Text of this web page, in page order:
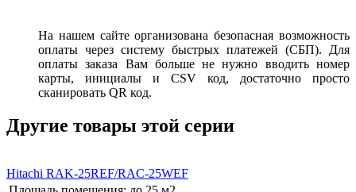
На нашем сайте организована безопасная возможность
оплаты через систему быстрых платежей (СБП). Для
оплаты заказа Вам больше не нужно вводить номер
карты, инициалы и CSV код, достаточно просто
сканировать QR код.
Другие товары этой серии
Hitachi RAK-25REF/RAC-25WEF